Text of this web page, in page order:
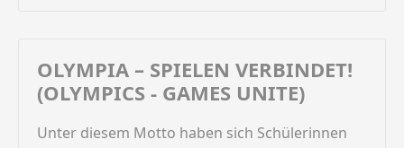
OLYMPIA – SPIELEN VERBINDET!
(OLYMPICS - GAMES UNITE)
Unter diesem Motto haben sich Schülerinnen